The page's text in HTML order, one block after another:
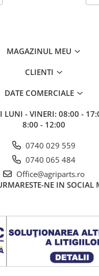
MAGAZINUL MEU
CLIENTI
DATE COMERCIALE
LUNI - VINERI: 08:00 -
8:00 - 12:00
0740 029 559
0740 065 484
Office@agriparts.ro
NE IN SOCIAL